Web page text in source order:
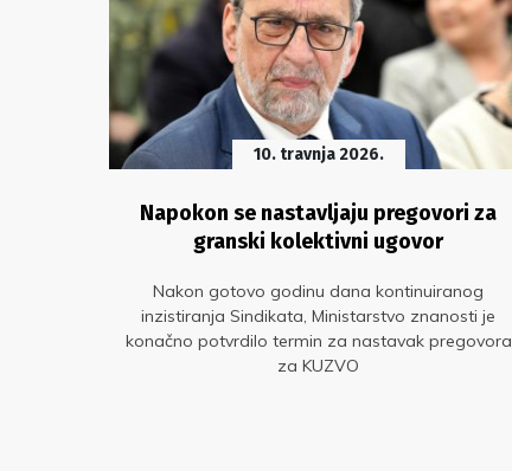
10. travnja 2026.
Napokon se nastavljaju pregovori za
granski kolektivni ugovor
Nakon gotovo godinu dana kontinuiranog
inzistiranja Sindikata, Ministarstvo znanosti je
konačno potvrdilo termin za nastavak pregovora
za KUZVO